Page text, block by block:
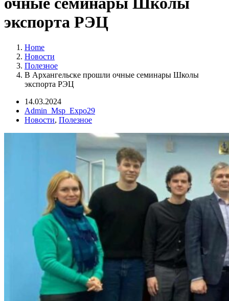
экспорта РЭЦ
Home
Новости
Полезное
В Архангельске прошли очные семинары Школы
экспорта РЭЦ
14.03.2024
Admin_Msp_Expo29
Новости, Полезное